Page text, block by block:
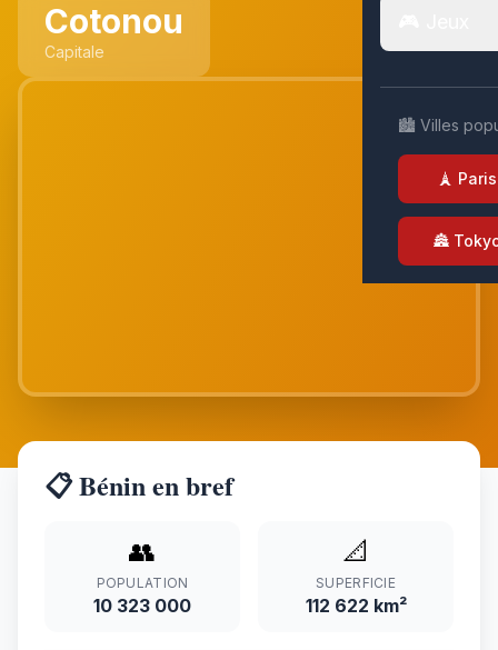
🏙️ Villes
🗼 Paris
🏯
Cotonou
Capitale
📋 Bénin en bref
👥
POPULATION
10 323 000
📐
SUPERFICIE
112 622 km²